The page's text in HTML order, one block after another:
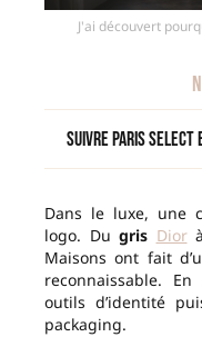
J'ai découvert
Suivre Paris Select
Dans le luxe, une
logo. Du gris Diorà
Maisons ont fait
reconnaissable.
outils d’identité
packaging.